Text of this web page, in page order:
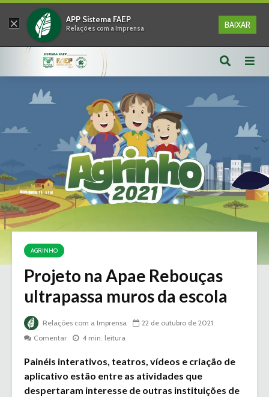
× APP Sistema FAEP
Relações com a Imprensa BAIXAR
AGRINHO
Projeto na Apae Rebouças
ultrapassa muros da escola
Relações com a Imprensa
22 de outubro de 2021
Comentar
4 min. leitura
Painéis interativos, teatros, vídeos e criação de
aplicativo estão entre as atividades que
despertaram interesse de outras instituições de